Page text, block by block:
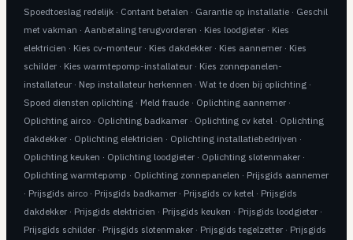
Spoedtoeslag redelijk· Contant betalen · Garantie op installatie· Geschil
met vakman · Aanbetaling terugvorderen · Kies loodgieter· Kies
elektricien · Kies cv-monteur· Kies dakdekker· Kies aannemer· Kies
schilder· Kies warmtepomp-installateur· Kies zonnepanelen-
installateur· Nep installateur herkennen · Wat te doen bij oplichting·
Spoed diensten oplichting· Meld fraude· Oplichting aannemer·
Oplichting airco· Oplichting badkamer· Oplichting cv ketel · Oplichting
dakdekker· Oplichting elektricien · Oplichting installatiebedrijven ·
Oplichting keuken · Oplichting loodgieter· Oplichting slotenmaker·
Oplichting warmtepomp · Oplichting zonnepanelen · Prijsgids aannemer
· Prijsgids airco· Prijsgids badkamer· Prijsgids cv ketel · Prijsgids
dakdekker· Prijsgids elektricien · Prijsgids keuken · Prijsgids loodgieter·
Prijsgids schilder· Prijsgids slotenmaker· Prijsgids tegelzetter· Prijsgids